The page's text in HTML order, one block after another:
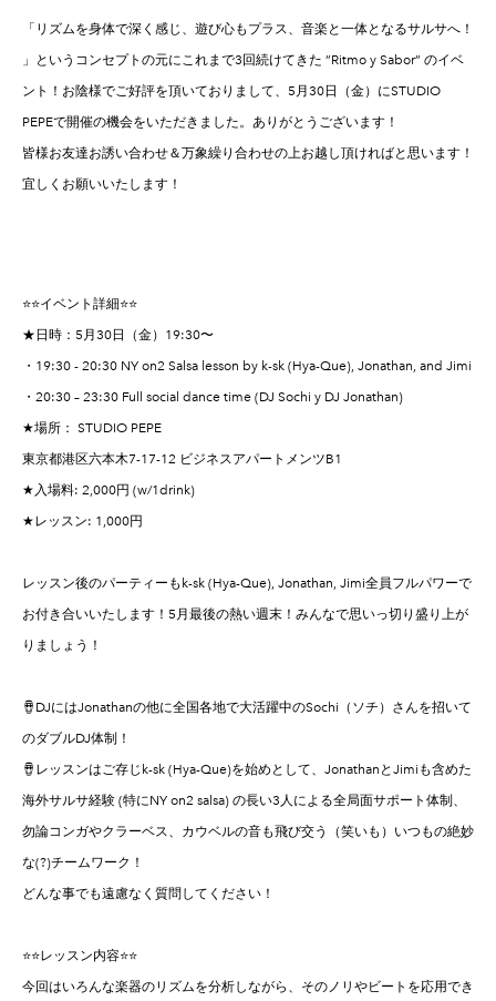
「リズムを身体で深く感じ、遊び心もプラス、音楽と一体となるサルサへ！
」というコンセプトの元にこれまで3回続けてきた ”Ritmo y Sabor” のイベ
ント！お陰様でご好評を頂いておりまして、5月30日（金）にSTUDIO
PEPEで開催の機会をいただきました。ありがとうございます！
皆様お友達お誘い合わせ＆万象繰り合わせの上お越し頂ければと思います！
宜しくお願いいたします！
⭐️⭐️イベント詳細⭐️⭐️
★日時：5月30日（金）19:30〜
・19:30 - 20:30 NY on2 Salsa lesson by k-sk (Hya-Que), Jonathan, and Jimi
・20:30 – 23:30 Full social dance time (DJ Sochi y DJ Jonathan)
★場所： STUDIO PEPE
東京都港区六本木7-17-12 ビジネスアパートメンツB1
★入場料: 2,000円 (w/1drink)
★レッスン: 1,000円
レッスン後のパーティーもk-sk (Hya-Que), Jonathan, Jimi全員フルパワーで
お付き合いいたします！5月最後の熱い週末！みんなで思いっ切り盛り上が
りましょう！
🪘DJにはJonathanの他に全国各地で大活躍中のSochi（ソチ）さんを招いて
のダブルDJ体制！
🪘レッスンはご存じk-sk (Hya-Que)を始めとして、JonathanとJimiも含めた
海外サルサ経験 (特にNY on2 salsa) の長い3人による全局面サポート体制、
勿論コンガやクラーベス、カウベルの音も飛び交う（笑いも）いつもの絶妙
な(?)チームワーク！
どんな事でも遠慮なく質問してください！
⭐️⭐️レッスン内容⭐️⭐️
今回はいろんな楽器のリズムを分析しながら、そのノリやビートを応用でき